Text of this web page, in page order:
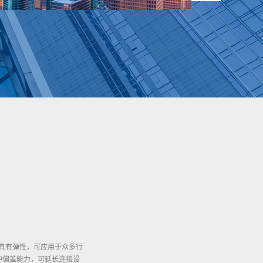
有弹性，可应用于众多行
差能力，可延长连接设